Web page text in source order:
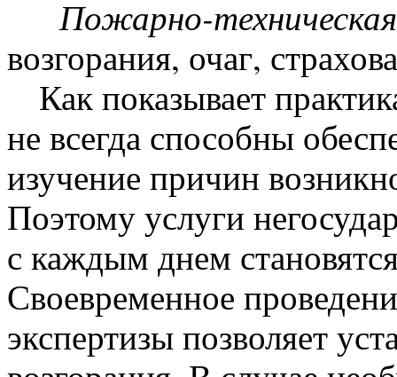
Пожарно-техническая
возгорания, очаг,
Как показывает
не всегда способны
изучение причин
Поэтому услуги
с каждым днем
Своевременное
экспертизы позволяет